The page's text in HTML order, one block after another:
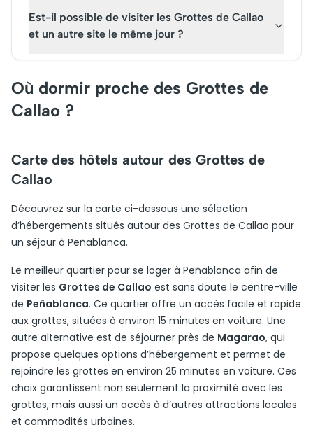
Est-il possible de visiter les Grottes de Callao
et un autre site le même jour ?
Où dormir proche des Grottes de
Callao ?
Carte des hôtels autour des Grottes de
Callao
Découvrez sur la carte ci-dessous une sélection
d’hébergements situés autour des Grottes de Callao pour
un séjour à Peñablanca.
Le meilleur quartier pour se loger à Peñablanca afin de
visiter les Grottes de Callao est sans doute le centre-ville
de Peñablanca. Ce quartier offre un accès facile et rapide
aux grottes, situées à environ 15 minutes en voiture. Une
autre alternative est de séjourner près de Magarao, qui
propose quelques options d’hébergement et permet de
rejoindre les grottes en environ 25 minutes en voiture. Ces
choix garantissent non seulement la proximité avec les
grottes, mais aussi un accès à d’autres attractions locales
et commodités urbaines.